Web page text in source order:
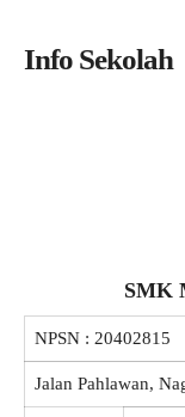
Info Sekolah
SMK
NPSN : 20402815
Jalan Pahlawan,